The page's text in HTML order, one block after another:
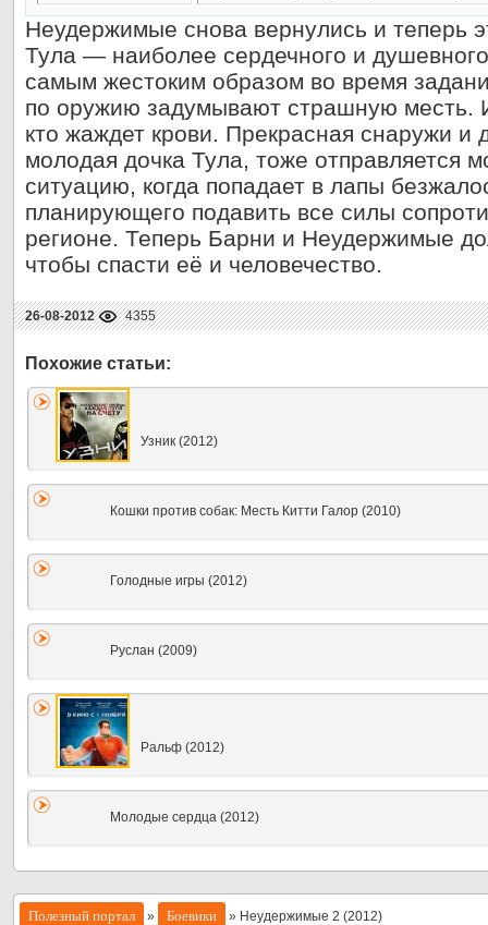
Неудержимые снова вернулись и теперь
Тула — наиболее сердечного и
самым жестоким образом во время
по оружию задумывают страшную месть.
кто жаждет крови. Прекрасная снаружи и
молодая дочка Тула, тоже отправляется
ситуацию, когда попадает в лапы
планирующего подавить все силы
регионе. Теперь Барни и Неудержимые
чтобы спасти её и человечество.
26-08-2012 4355
Узник (2012)
Кошки против собак: Месть Китти Галор (2010)
Голодные игры (2012)
Руслан (2009)
Ральф (2012)
Молодые сердца (2012)
Полезный портал » Боевики » Неудержимые 2 (2012)